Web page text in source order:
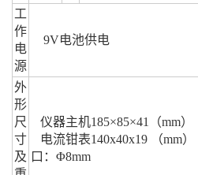
工
作
电
源
9V电池供电
外
形
尺
寸
及
仪器主机185×85×41（mm
电流钳表140x40x19 （
口：Φ8mm